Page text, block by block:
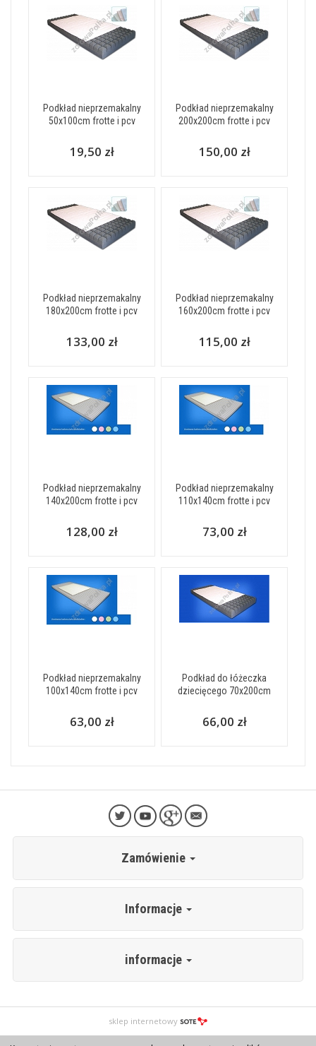
Podkład nieprzemakalny
50x100cm frotte i pcv
19,50 zł
Podkład nieprzemakalny
200x200cm frotte i pcv
150,00 zł
Podkład nieprzemakalny
180x200cm frotte i pcv
133,00 zł
Podkład nieprzemakalny
160x200cm frotte i pcv
115,00 zł
Podkład nieprzemakalny
140x200cm frotte i pcv
128,00 zł
Podkład nieprzemakalny
110x140cm frotte i pcv
73,00 zł
Podkład nieprzemakalny
100x140cm frotte i pcv
63,00 zł
Podkład do łóżeczka
dziecięcego 70x200cm
66,00 zł
Zamówienie
Informacje
informacje
sklep internetowy